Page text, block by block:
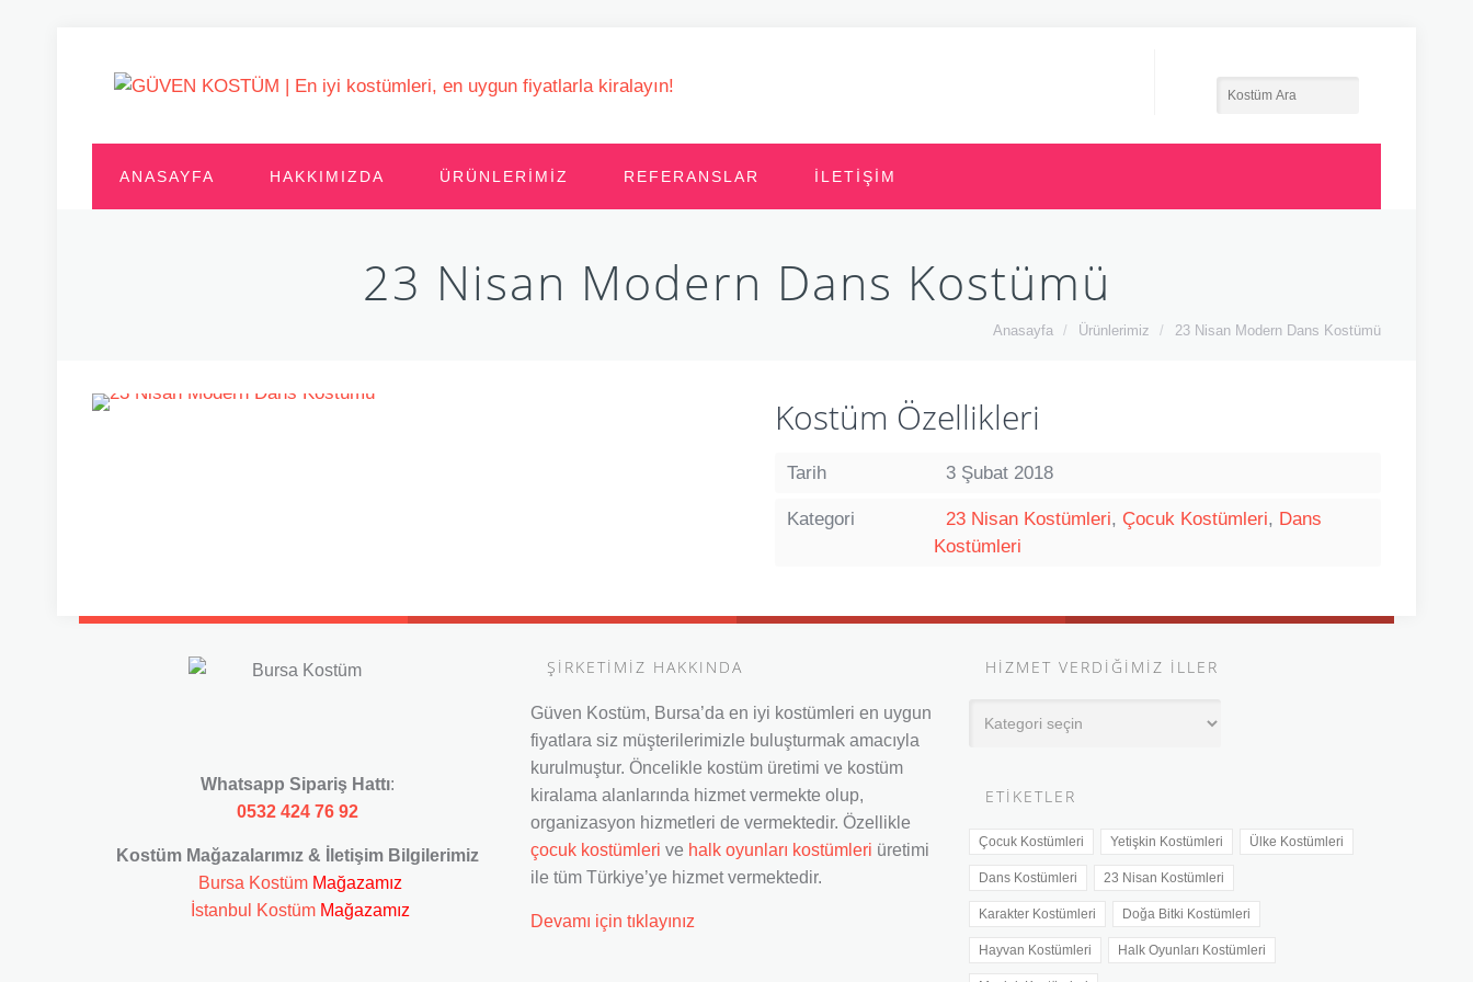
ANASAYFA HAKKIMIZDA ÜRÜNLERIMIZ REFERANSLAR İLETIŞIM
23 Nisan Modern Dans Kostümü
Anasayfa / Ürünlerimiz / 23 Nisan Modern Dans Kostümü
Kostüm Özellikleri
Tarih 3 Şubat 2018
Kategori 23 Nisan Kostümleri, Çocuk Kostümleri, Dans
Kostümleri
Whatsapp Sipariş Hattı:
0532 424 76 92
Kostüm Mağazalarımız & İletişim Bilgilerimiz
Bursa KostümMağazamız
İstanbul Kostüm Mağazamız
ŞİRKETİMİZ HAKKINDA
Güven Kostüm, Bursa’da en iyi kostümleri en uygun
fiyatlara siz müşterilerimizle buluşturmak amacıyla
kurulmuştur. Öncelikle kostüm üretimi ve kostüm
kiralama alanlarında hizmet vermekte olup,
organizasyon hizmetleri de vermektedir. Özellikle
çocuk kostümleri ve halk oyunları kostümleri üretimi
ile tüm Türkiye’ye hizmet vermektedir.
Devamı için tıklayınız
HIZMET VERDIĞIMIZ İLLER
Verdiğimiz
ETIKETLER
Çocuk Kostümleri Yetişkin Kostümleri Ülke Kostümleri
Dans Kostümleri 23 Nisan Kostümleri
Karakter Kostümleri Doğa Bitki Kostümleri
Hayvan Kostümleri Halk Oyunları Kostümleri